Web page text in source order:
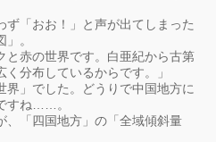
「おお！」と声が出てしまった
。
と赤の世界です。白亜紀から古第
分布しているからです。」
」でした。どうりで中国地方に
すね……。
「四国地方」の「全域傾斜量